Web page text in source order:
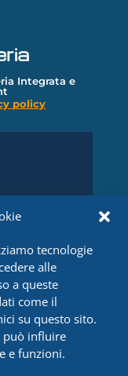
tecnologie
alle
a queste
come il
su questo sito.
può influire
e funzioni.
Integrata e
policy